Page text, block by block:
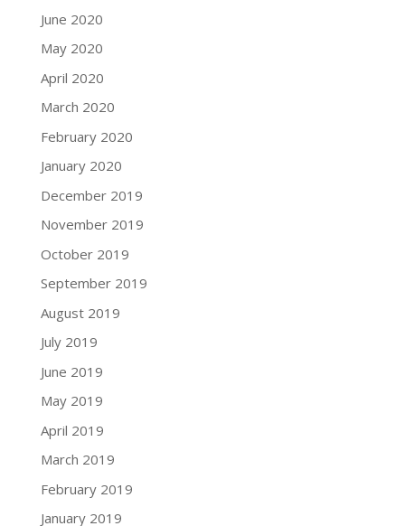
June 2020
May 2020
April 2020
March 2020
February 2020
January 2020
December 2019
November 2019
October 2019
September 2019
August 2019
July 2019
June 2019
May 2019
April 2019
March 2019
February 2019
January 2019